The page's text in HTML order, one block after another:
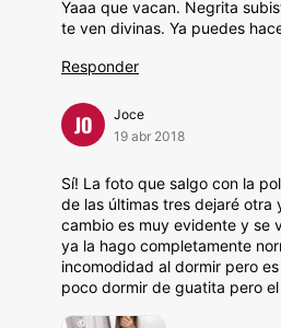
Yaaa que vacan. Negrita
te ven divinas. Ya puedes
Responder
JO
Joce
19 abr 2018
Sí! La foto que salgo con la
de las últimas tres dejaré otra
cambio es muy evidente y se
ya la hago completamente
incomodidad al dormir pero
poco dormir de guatita pero